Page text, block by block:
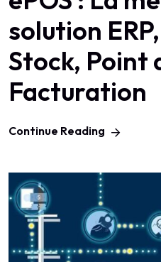
solution
Stock, Point
Facturation
Continue Reading